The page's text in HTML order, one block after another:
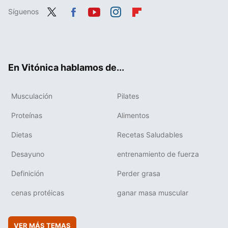
Síguenos
En Vitónica hablamos de...
Musculación Pilates
Proteínas Alimentos
Dietas Recetas Saludables
Desayuno entrenamiento de fuerza
Definición Perder grasa
cenas protéicas ganar masa muscular
VER MÁS TEMAS